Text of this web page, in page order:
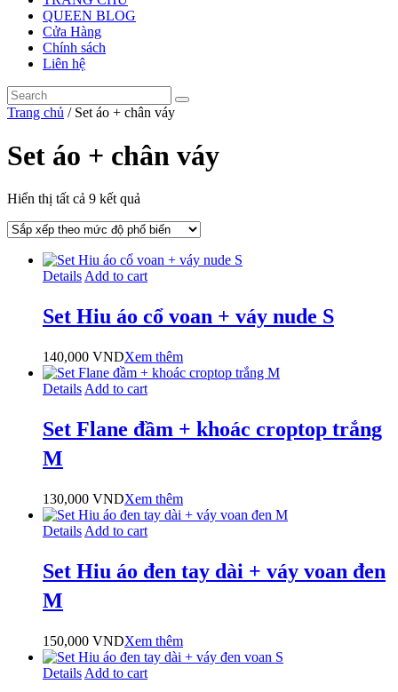
QUEEN BLOG
Cửa Hàng
Chính sách
Liên hệ
Trang chủ / Set áo + chân váy
Set áo + chân váy
Hiển thị tất cả 9 kết quả
xếp
mức
độ
biến
Details Add to cart
Set Hiu áo cổ voan + váy nude S
140,000 VNDXem thêm
Details Add to cart
Set Flane đầm + khoác croptop trắng
M
130,000 VNDXem thêm
Details Add to cart
Set Hiu áo đen tay dài + váy voan đen
M
150,000 VNDXem thêm
Details Add to cart